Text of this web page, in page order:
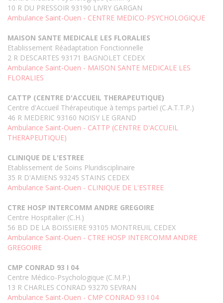
10 R DU PRESSOIR 93190 LIVRY GARGAN
Ambulance Saint-Ouen - CENTRE MEDICO-PSYCHOLOGIQUE
MAISON SANTE MEDICALE LES FLORALIES
Etablissement Réadaptation Fonctionnelle
2 R DESCARTES 93171 BAGNOLET CEDEX
Ambulance Saint-Ouen - MAISON SANTE MEDICALE LES
FLORALIES
CATTP (CENTRE D'ACCUEIL THERAPEUTIQUE)
Centre d'Accueil Thérapeutique à temps partiel (C.A.T.T.P.)
46 R MEDERIC 93160 NOISY LE GRAND
Ambulance Saint-Ouen - CATTP (CENTRE D'ACCUEIL
THERAPEUTIQUE)
CLINIQUE DE L'ESTREE
Etablissement de Soins Pluridisciplinaire
35 R D'AMIENS 93245 STAINS CEDEX
Ambulance Saint-Ouen - CLINIQUE DE L'ESTREE
CTRE HOSP INTERCOMM ANDRE GREGOIRE
Centre Hospitalier (C.H.)
56 BD DE LA BOISSIERE 93105 MONTREUIL CEDEX
Ambulance Saint-Ouen - CTRE HOSP INTERCOMM ANDRE
GREGOIRE
CMP CONRAD 93 I 04
Centre Médico-Psychologique (C.M.P.)
13 R CHARLES CONRAD 93270 SEVRAN
Ambulance Saint-Ouen - CMP CONRAD 93 I 04